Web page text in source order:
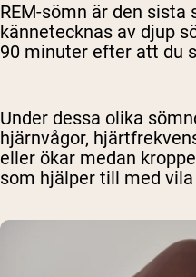
REM-sömn är den sista
kännetecknas av djup
90 minuter efter att du
Under dessa olika
hjärnvågor,
eller ökar medan
som hjälper till med